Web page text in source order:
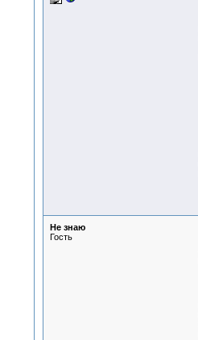
Не знаю
Гость